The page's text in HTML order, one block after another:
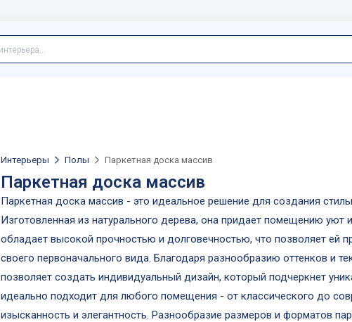
Интерьеры Полы Паркетная доска массив
Паркетная доска массив
Паркетная доска массив - это идеальное решение для создания
Изготовленная из натурального дерева, она придает помещению уют
обладает высокой прочностью и долговечностью, что позволяет ей
своего первоначального вида. Благодаря разнообразию оттенков и
позволяет создать индивидуальный дизайн, который подчеркнет
идеально подходит для любого помещения - от классического до
изысканность и элегантность. Разнообразие размеров и форматов